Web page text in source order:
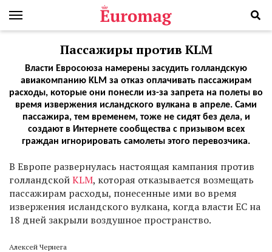
Пассажиры против KLM
Власти Евросоюза намерены засудить голландскую
авиакомпанию KLM за отказ оплачивать пассажирам
расходы, которые они понесли из-за запрета на полеты во
время извержения исландского вулкана в апреле. Сами
пассажира, тем временем, тоже не сидят без дела, и
создают в Интернете сообщества с призывом всех
граждан игнорировать самолеты этого перевозчика.
В Европе развернулась настоящая кампания против
голландскойKLM, которая отказывается возмещать
пассажирам расходы, понесенные ими во время
извержения исландского вулкана, когда власти ЕС на
18 дней закрыли воздушное пространство.
Алексей Чернега